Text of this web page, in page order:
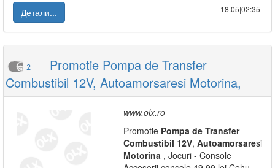
Детали...
18.05|02:35
2
Promotie Pompa de Transfer
Combustibil 12V, Autoamorsaresi Motorina,
www.olx.ro
Promotie Pompa de Transfer
Combustibil 12V, Autoamorsaresi
Motorina , Jocuri - Console